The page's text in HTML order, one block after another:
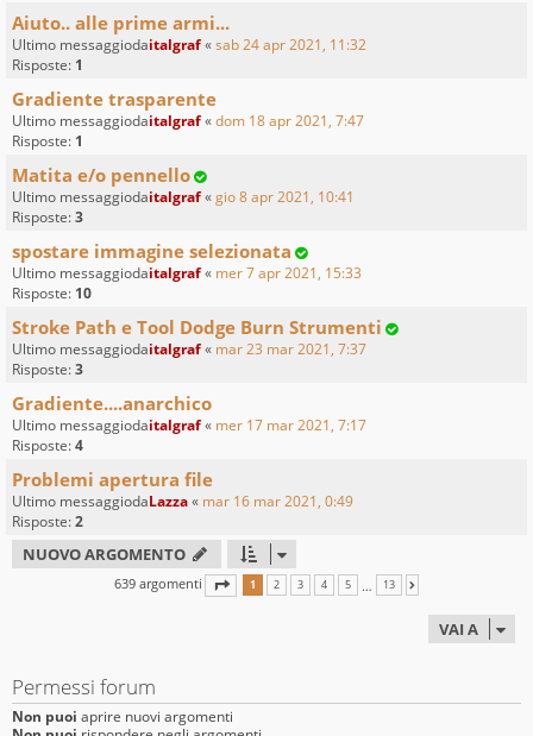
Aiuto.. alle prime armi...
Ultimo messaggiodaitalgraf«sab 24 apr 2021, 11:32
Risposte: 1
Gradiente trasparente
Ultimo messaggiodaitalgraf«dom 18 apr 2021, 7:47
Risposte: 1
Matita e/o pennello
Ultimo messaggiodaitalgraf«gio 8 apr 2021, 10:41
Risposte:3
spostare immagine selezionata
Ultimo messaggiodaitalgraf« mer 7 apr 2021, 15:33
Risposte: 10
Stroke Path e Tool Dodge Burn Strumenti
Ultimo messaggiodaitalgraf« mar 23 mar 2021, 7:37
Risposte:3
Gradiente....anarchico
Ultimo messaggiodaitalgraf« mer 17 mar 2021, 7:17
Risposte:4
Problemi apertura file
Ultimo messaggiodaLazza« mar 16 mar 2021, 0:49
Risposte:2
NUOVO ARGOMENTO
639 argomenti PAGINA 1DI 13
1 2 3 4 5 … 13
VAI A
Permessi forum
Non puoi aprire nuovi argomenti